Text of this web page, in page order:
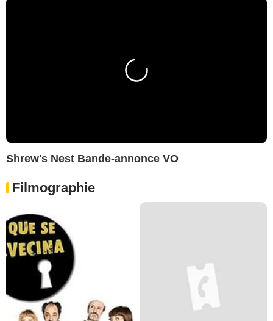
Shrew's Nest Bande-annonce VO
Filmographie